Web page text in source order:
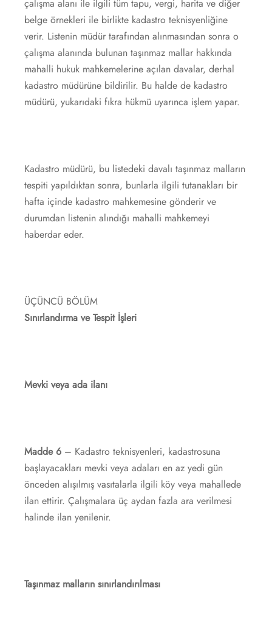
çalışma alanı ile ilgili tüm tapu, vergi, harita ve diğer
belge örnekleri ile birlikte kadastro teknisyenliğine
verir. Listenin müdür tarafından alınmasından sonra o
çalışma alanında bulunan taşınmaz mallar hakkında
mahalli hukuk mahkemelerine açılan davalar, derhal
kadastro müdürüne bildirilir. Bu halde de kadastro
müdürü, yukarıdaki fıkra hükmü uyarınca işlem yapar.
Kadastro müdürü, bu listedeki davalı taşınmaz malların
tespiti yapıldıktan sonra, bunlarla ilgili tutanakları bir
hafta içinde kadastro mahkemesine gönderir ve
durumdan listenin alındığı mahalli mahkemeyi
haberdar eder.
ÜÇÜNCÜ BÖLÜM
Sınırlandırma ve Tespit İşleri
Mevki veya ada ilanı
Madde 6 – Kadastro teknisyenleri, kadastrosuna
başlayacakları mevki veya adaları en az yedi gün
önceden alışılmış vasıtalarla ilgili köy veya mahallede
ilan ettirir. Çalışmalara üç aydan fazla ara verilmesi
halinde ilan yenilenir.
Taşınmaz malların sınırlandırılması